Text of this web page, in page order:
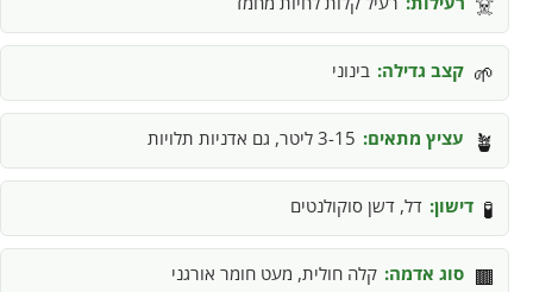
☠️
🌱 קצב גדילה: בינוני
🪴 עציץ מתאים: 3-15 ליטר, גם אדניות תלויות
🧪 דישון: דל, דשן סוקולנטים
🟫 סוג אדמה: קלה חולית, מעט חומר אורגני